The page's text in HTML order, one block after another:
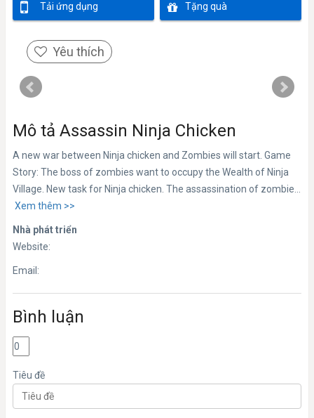
Tải ứng dụng Tặng quà
Yêu thích
Mô tả Assassin Ninja Chicken
A new war between Ninja chicken and Zombies will start. Game
Story: The boss of zombies want to occupy the Wealth of Ninja
Village. New task for Ninja chicken. The assassination of zombie...
Xem thêm >>
Nhà phát triển
Website:
Email:
Bình luận
Tiêu đề